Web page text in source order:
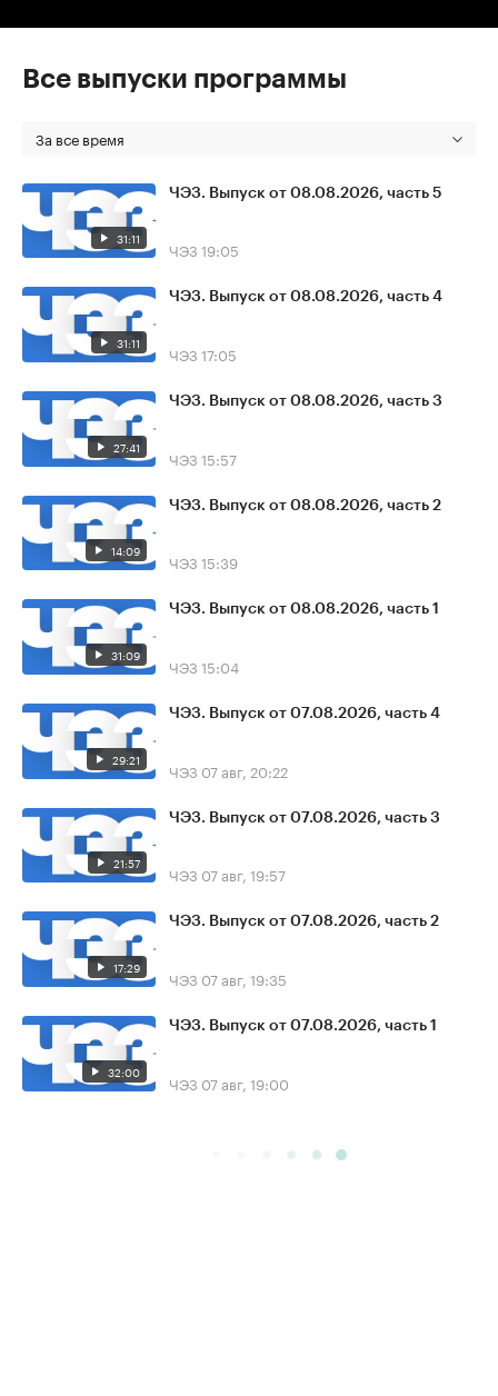
Все выпуски программы
За все время
31:11
ЧЭЗ. Выпуск от 08.08.2026, часть 5
ЧЭЗ 19:05
31:11
ЧЭЗ. Выпуск от 08.08.2026, часть 4
ЧЭЗ 17:05
27:41
ЧЭЗ. Выпуск от 08.08.2026, часть 3
ЧЭЗ 15:57
14:09
ЧЭЗ. Выпуск от 08.08.2026, часть 2
ЧЭЗ 15:39
31:09
ЧЭЗ. Выпуск от 08.08.2026, часть 1
ЧЭЗ 15:04
29:21
ЧЭЗ. Выпуск от 07.08.2026, часть 4
ЧЭЗ 07 авг, 20:22
21:57
ЧЭЗ. Выпуск от 07.08.2026, часть 3
ЧЭЗ 07 авг, 19:57
17:29
ЧЭЗ. Выпуск от 07.08.2026, часть 2
ЧЭЗ 07 авг, 19:35
32:00
ЧЭЗ. Выпуск от 07.08.2026, часть 1
ЧЭЗ 07 авг, 19:00